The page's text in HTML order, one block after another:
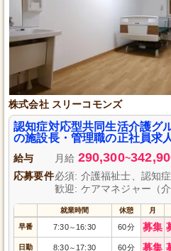
株式会社 スリーコモンズ
認知症対応型共同生活介護グ
の施設長・管理職の正社員求
給与 月給 290,300~
応募要件必須: 介護福祉士、認知
歓迎: ケアマネジャー（介
就業時間 休憩 月
早番 7:30～ 16:30 60分 募集
日勤 8:30～ 17:30 60分 募集